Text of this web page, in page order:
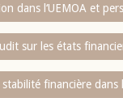
dans l‘UEMOA et
sur les états
financière dans